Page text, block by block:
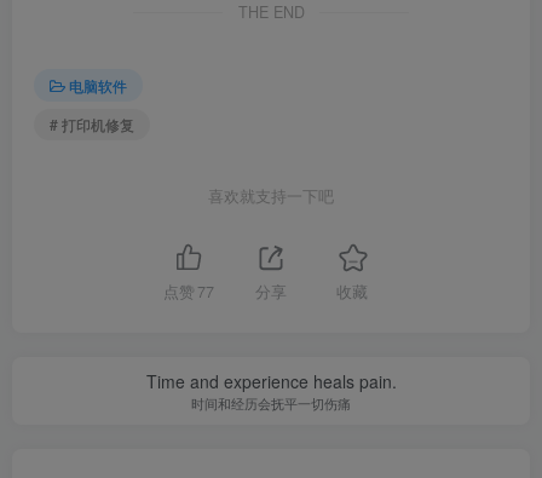
THE END
电脑软件
# 打印机修复
喜欢就支持一下吧
点赞 77 分享 收藏
Time and experience heals pain.
时间和经历会抚平一切伤痛